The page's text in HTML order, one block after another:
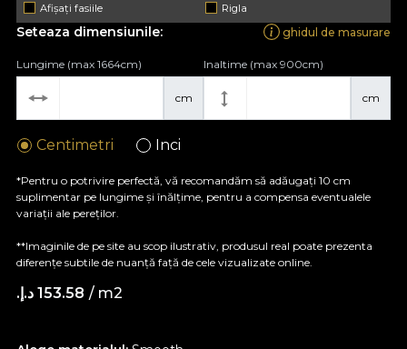
Afișați fasiile
Rigla
Seteaza dimensiunile: ghidul de masurare
cm
Lungime (max 1664cm)
cm
Inaltime (max 900cm)
Centimetri Inci
*Pentru o potrivire perfectă, vă recomandăm să adăugați 10 cm
suplimentar pe lungime și înălțime, pentru a compensa eventualele
variații ale pereților.
**Imaginile de pe site au scop ilustrativ, produsul real poate prezenta
diferențe subtile de nuanță față de cele vizualizate online.
153.58 د.إ.‏ / m2